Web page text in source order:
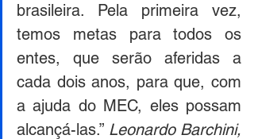
brasileira. Pela primeira vez,
temos metas para todos os
entes, que serão aferidas a
cada dois anos, para que, com
a ajuda do MEC, eles possam
alcançá-las.” Leonardo Barchini,